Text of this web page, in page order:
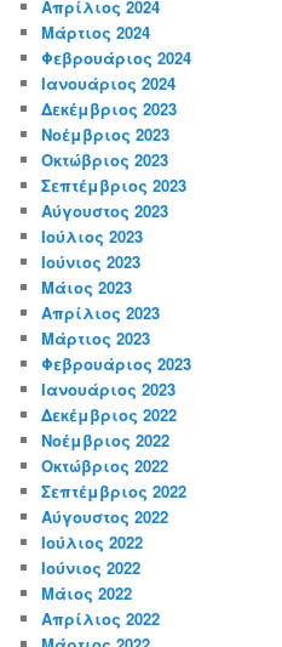
Απρίλιος 2024
Μάρτιος 2024
Φεβρουάριος 2024
Ιανουάριος 2024
Δεκέμβριος 2023
Νοέμβριος 2023
Οκτώβριος 2023
Σεπτέμβριος 2023
Αύγουστος 2023
Ιούλιος 2023
Ιούνιος 2023
Μάιος 2023
Απρίλιος 2023
Μάρτιος 2023
Φεβρουάριος 2023
Ιανουάριος 2023
Δεκέμβριος 2022
Νοέμβριος 2022
Οκτώβριος 2022
Σεπτέμβριος 2022
Αύγουστος 2022
Ιούλιος 2022
Ιούνιος 2022
Μάιος 2022
Απρίλιος 2022